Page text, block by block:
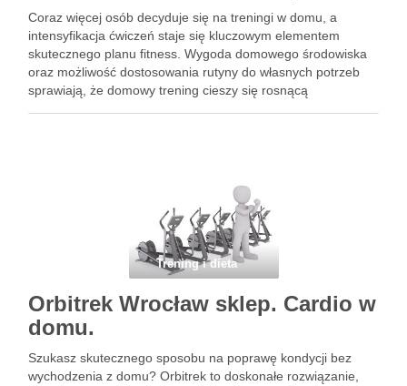
Coraz więcej osób decyduje się na treningi w domu, a
intensyfikacja ćwiczeń staje się kluczowym elementem
skutecznego planu fitness. Wygoda domowego środowiska
oraz możliwość dostosowania rutyny do własnych potrzeb
sprawiają, że domowy trening cieszy się rosnącą
Trening i dieta
Orbitrek Wrocław sklep. Cardio w
domu.
Szukasz skutecznego sposobu na poprawę kondycji bez
wychodzenia z domu? Orbitrek to doskonałe rozwiązanie,